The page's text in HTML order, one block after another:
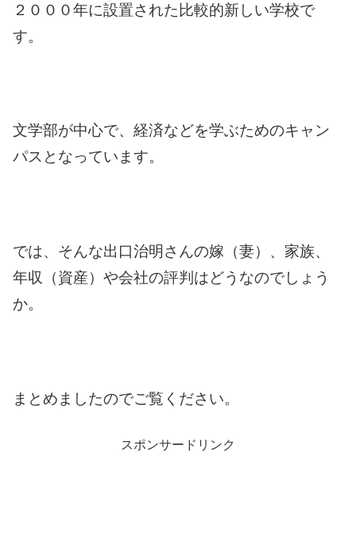
２０００年に設置された比較的新しい学校で
す。
文学部が中心で、経済などを学ぶためのキャン
パスとなっています。
では、そんな出口治明さんの嫁（妻）、家族、
年収（資産）や会社の評判はどうなのでしょう
か。
まとめましたのでご覧ください。
スポンサードリンク